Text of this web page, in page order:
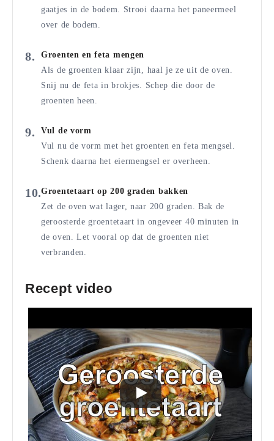
gaatjes in de bodem. Strooi daarna het paneermeel
over de bodem.
Groenten en feta mengen
Als de groenten klaar zijn, haal je ze uit de oven.
Snij nu de feta in brokjes. Schep die door de
groenten heen.
Vul de vorm
Vul nu de vorm met het groenten en feta mengsel.
Schenk daarna het eiermengsel er overheen.
Groentetaart op 200 graden bakken
Zet de oven wat lager, naar 200 graden. Bak de
geroosterde groentetaart in ongeveer 40 minuten in
de oven. Let vooral op dat de groenten niet
verbranden.
Recept video